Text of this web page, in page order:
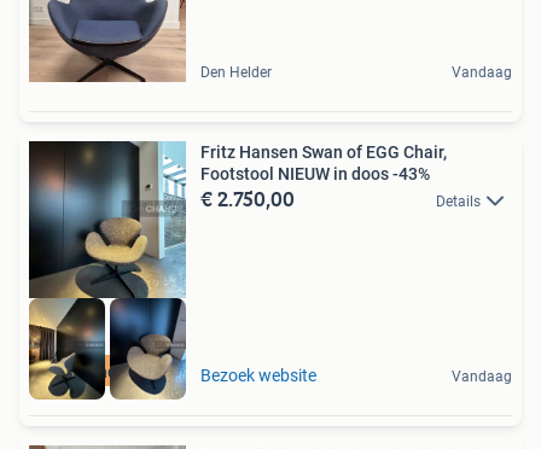
Den Helder Vandaag
high-end outlet
Fritz Hansen Swan of EGG Chair,
Footstool NIEUW in doos -43%
€ 2.750,00 Details
Bezoek website Vandaag